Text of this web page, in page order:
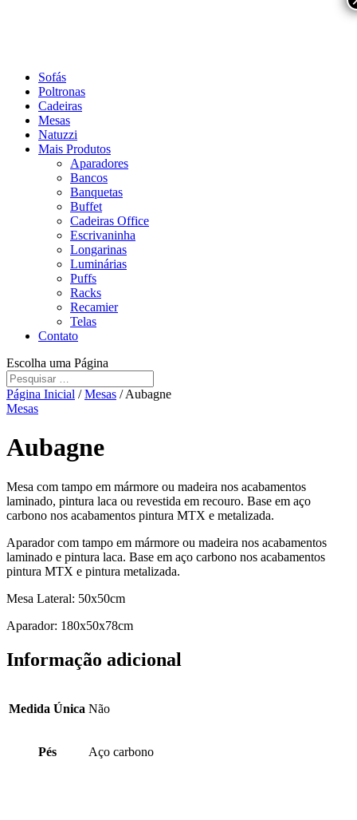
Sofás
Poltronas
Cadeiras
Mesas
Natuzzi
Mais Produtos
Aparadores
Bancos
Banquetas
Buffet
Cadeiras Office
Escrivaninha
Longarinas
Luminárias
Puffs
Racks
Recamier
Telas
Contato
Escolha uma Página
Página Inicial /Mesas / Aubagne
Mesas
Aubagne
Mesa com tampo em mármore ou madeira nos acabamentos
laminado, pintura laca ou revestida em recouro. Base em aço
carbono nos acabamentos pintura MTX e metalizada.
Aparador com tampo em mármore ou madeira nos acabamentos
laminado e pintura laca. Base em aço carbono nos acabamentos
pintura MTX e pintura metalizada.
Mesa Lateral: 50x50cm
Aparador: 180x50x78cm
Informação adicional
Medida Única Não
Pés Aço carbono